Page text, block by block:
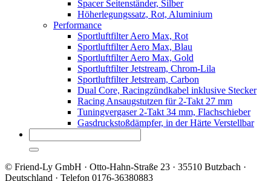
Spacer Seitenständer, Silber
Höherlegungssatz, Rot, Aluminium
Performance
Sportluftfilter Aero Max, Rot
Sportluftfilter Aero Max, Blau
Sportluftfilter Aero Max, Gold
Sportluftfilter Jetstream, Chrom-Lila
Sportluftfilter Jetstream, Carbon
Dual Core, Racingzündkabel inklusive Stecker
Racing Ansaugstutzen für 2-Takt 27 mm
Tuningvergaser 2-Takt 34 mm, Flachschieber
Gasdruckstoßdämpfer, in der Härte Verstellbar
© Friend-Ly GmbH · Otto-Hahn-Straße 23 · 35510 Butzbach ·
Deutschland · Telefon 0176-36380883